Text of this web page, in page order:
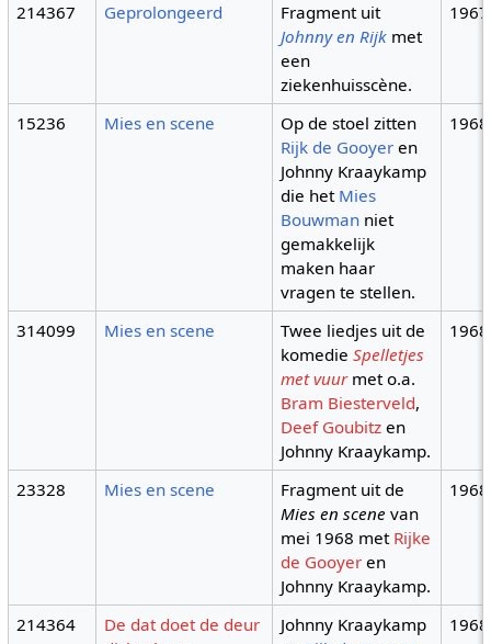
214367 Geprolongeerd
Fragment uit
Johnny en Rijk met
een
ziekenhuisscène.
1967
15236 Mies en scene
Op de stoel zitten
Rijk de Gooyer en
Johnny Kraaykamp
die het Mies
Bouwman niet
gemakkelijk
maken haar
vragen te stellen.
1968
314099 Mies en scene
Twee liedjes uit de
komedieSpelletjes
met vuurmet o.a.
Bram Biesterveld,
Deef Goubitz en
Johnny Kraaykamp.
1968
23328 Mies en scene
Fragment uit de
Mies en scene van
mei 1968 met Rijke
de Gooyer en
Johnny Kraaykamp.
1968
214364
De dat doet de deur
Johnny Kraaykamp
1968